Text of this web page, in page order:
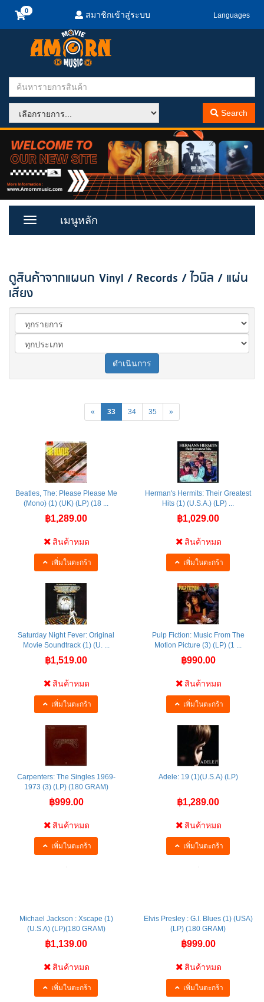
สมาชิกเข้าสู่ระบบ Languages
Search
Toggle
เมนูหลัก
ดูสินค้าจากแผนก Vinyl / Records / ไวนิล / แผ่น
เสียง
ดำเนินการ
« 33 34 35 »
Beatles, The: Please Please Me
(Mono) (1) (UK) (LP) (18 ...
฿1,289.00
สินค้าหมด
เพิ่มในตะกร้า
Herman's Hermits: Their Greatest
Hits (1) (U.S.A.) (LP) ...
฿1,029.00
สินค้าหมด
เพิ่มในตะกร้า
Saturday Night Fever: Original
Movie Soundtrack (1) (U. ...
฿1,519.00
สินค้าหมด
เพิ่มในตะกร้า
Pulp Fiction: Music From The
Motion Picture (3) (LP) (1 ...
฿990.00
สินค้าหมด
เพิ่มในตะกร้า
Carpenters: The Singles 1969-
1973 (3) (LP) (180 GRAM)
฿999.00
สินค้าหมด
เพิ่มในตะกร้า
Adele: 19 (1)(U.S.A) (LP)
฿1,289.00
สินค้าหมด
เพิ่มในตะกร้า
Michael Jackson : Xscape (1)
(U.S.A) (LP)(180 GRAM)
฿1,139.00
สินค้าหมด
เพิ่มในตะกร้า
Elvis Presley : G.I. Blues (1) (USA)
(LP) (180 GRAM)
฿999.00
สินค้าหมด
เพิ่มในตะกร้า